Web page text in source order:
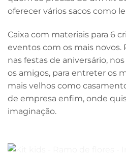
oferecer vários sacos como
Caixa com materiais para 6
eventos com os mais novos.
nas festas de aniversário,
os amigos, para entreter os
mais velhos como
de empresa enfim, onde
imaginação.